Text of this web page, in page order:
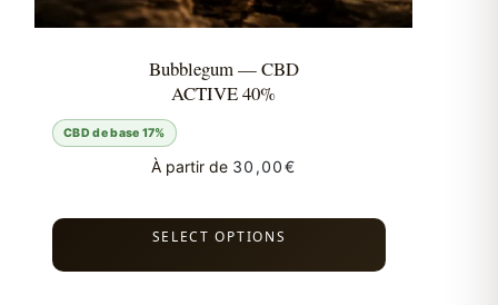
Bubblegum — CBD
ACTIVE 40%
CBD de base 17%
À partir de 30,00€
SELECT OPTIONS